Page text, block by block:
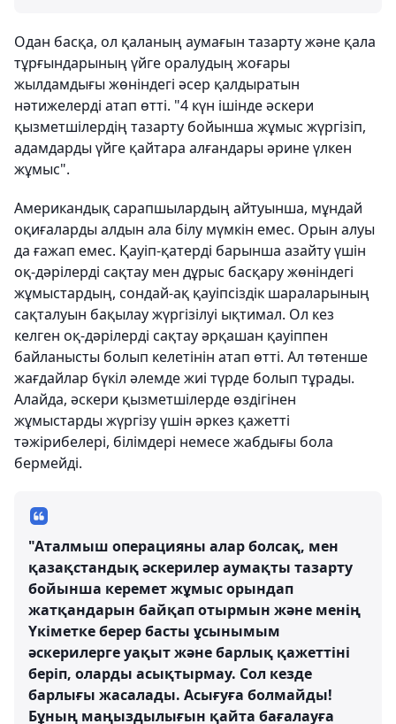
Одан басқа, ол қаланың аумағын тазарту және қала
тұрғындарының үйге оралудың жоғары
жылдамдығы жөніндегі әсер қалдыратын
нәтижелерді атап өтті. "4 күн ішінде әскери
қызметшілердің тазарту бойынша жұмыс жүргізіп,
адамдарды үйге қайтара алғандары әрине үлкен
жұмыс".
Американдық сарапшылардың айтуынша, мұндай
оқиғаларды алдын ала білу мүмкін емес. Орын алуы
да ғажап емес. Қауіп-қатерді барынша азайту үшін
оқ-дәрілерді сақтау мен дұрыс басқару жөніндегі
жұмыстардың, сондай-ақ қауіпсіздік шараларының
сақталуын бақылау жүргізілуі ықтимал. Ол кез
келген оқ-дәрілерді сақтау әрқашан қауіппен
байланысты болып келетінін атап өтті. Ал төтенше
жағдайлар бүкіл әлемде жиі түрде болып тұрады.
Алайда, әскери қызметшілерде өздігінен
жұмыстарды жүргізу үшін әркез қажетті
тәжірибелері, білімдері немесе жабдығы бола
бермейді.
"Аталмыш операцияны алар болсақ, мен
қазақстандық әскерилер аумақты тазарту
бойынша керемет жұмыс орындап
жатқандарын байқап отырмын және менің
Үкіметке берер басты ұсынымым
әскерилерге уақыт және барлық қажеттіні
беріп, оларды асықтырмау. Сол кезде
барлығы жасалады. Асығуға болмайды!
Бұның маңыздылығын қайта бағалауға